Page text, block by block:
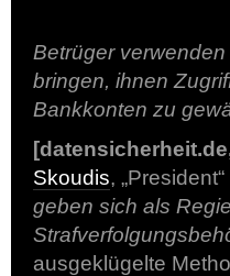
Betrüger
bringen, ihnen
Bankkonten zu
Skoudis,
geben sich als
ausgeklügelte